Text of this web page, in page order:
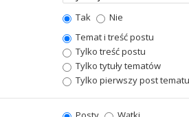
Tak
Nie
Temat i treść postu
Tylko treść postu
Tylko tytuły tematów
Tylko pierwszy post tematu